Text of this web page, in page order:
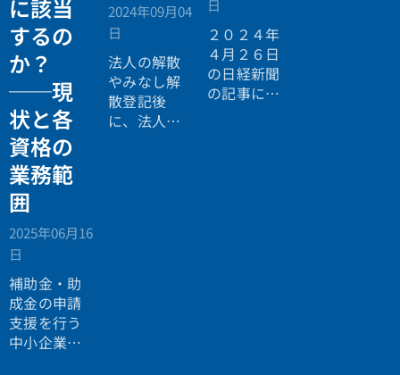
に該当
するの
か？
──現
状と各
資格の
業務範
囲
2025年06月16
日
補助金・助
成金の申請
支援を行う
中小企業診
2024年09月04
日
法人の解散
やみなし解
散登記後
に、法人名
日
２０２４年
４月２６日
の日経新聞
の記事に